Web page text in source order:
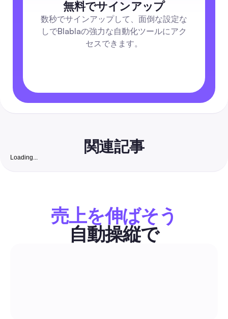
無料でサインアップ
数秒でサインアップして、面倒な設定な
しでBlablaの強力な自動化ツールにアク
セスできます。
関連記事
を低コストの自動化と組み合わせて、ビジネス向けのインスタ
フォロワーを増やす方法を紹介します。インドでも使いやすい
ル、厳選されたチェックリスト、DM/コメントのテンプレート
ロワーを顧客に変える具体的なワークフローが含まれています
コメント＆DM自動化
Loading...
売上を伸ばそう
自動操縦で